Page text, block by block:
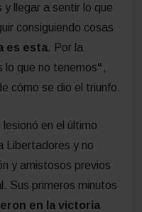
y llegar a sentir lo que
consiguiendo cosas
es esta. Por la
lo que no tenemos“ ,
cómo se dio el triunfo.
en el último
Libertadores y no
y amistosos previos
Sus primeros minutos
en la victoria